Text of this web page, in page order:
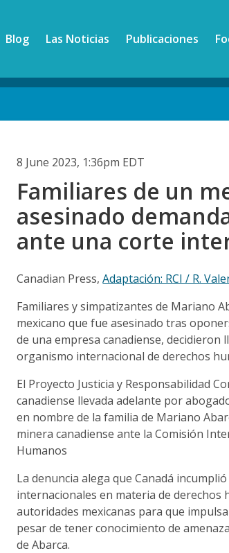
Blog Las Noticias Publicaciones
8 June 2023, 1:36pm EDT
Familiares de un
asesinado
ante una corte
Canadian Press,Adaptación: RCI / R.
Familiares y simpatizantes de Mariano
mexicano que fue asesinado tras
de una empresa canadiense, decidieron
organismo internacional de derechos
El Proyecto Justicia y Responsabilidad
canadiense llevada adelante por
en nombre de la familia de Mariano
minera canadiense ante la Comisión
Humanos
La denuncia alega que Canadá
internacionales en materia de derechos
autoridades mexicanas para que
pesar de tener conocimiento de
de Abarca.